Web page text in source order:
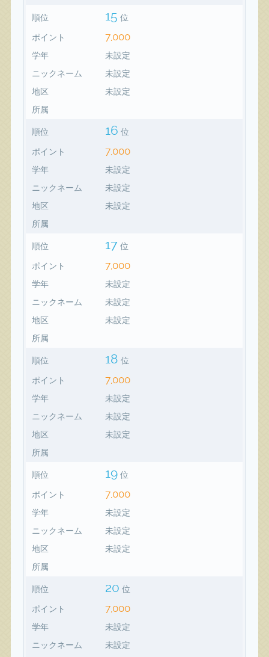
順位 15 位
ポイント 7,000
学年
未設定
ニックネーム
未設定
地区
未設定
所属
順位 16 位
ポイント 7,000
学年
未設定
ニックネーム
未設定
地区
未設定
所属
順位 17 位
ポイント 7,000
学年
未設定
ニックネーム
未設定
地区
未設定
所属
順位 18 位
ポイント 7,000
学年
未設定
ニックネーム
未設定
地区
未設定
所属
順位 19 位
ポイント 7,000
学年
未設定
ニックネーム
未設定
地区
未設定
所属
順位 20 位
ポイント 7,000
学年
未設定
ニックネーム
未設定